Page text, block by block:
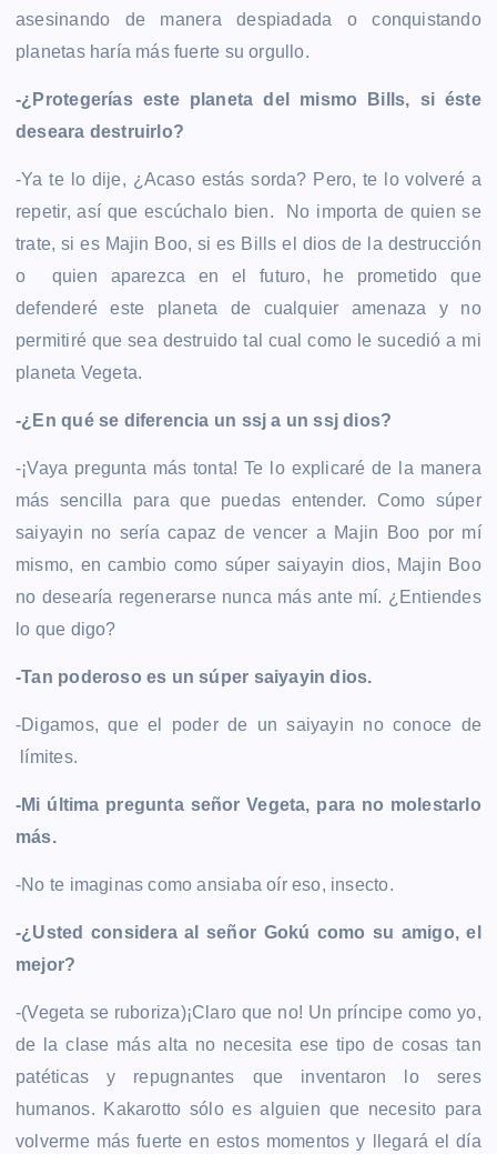
asesinando de manera despiadada o conquistando
planetas haría más fuerte su orgullo.
-¿Protegerías este planeta del mismo Bills, si éste
deseara destruirlo?
-Ya te lo dije, ¿Acaso estás sorda? Pero, te lo volveré a
repetir, así que escúchalo bien. No importa de quien se
trate, si es Majin Boo, si es Bills el dios de la destrucción
o quien aparezca en el futuro, he prometido que
defenderé este planeta de cualquier amenaza y no
permitiré que sea destruido tal cual como le sucedió a mi
planeta Vegeta.
-¿En qué se diferencia un ssj a un ssj dios?
-¡Vaya pregunta más tonta! Te lo explicaré de la manera
más sencilla para que puedas entender. Como súper
saiyayin no sería capaz de vencer a Majin Boo por mí
mismo, en cambio como súper saiyayin dios, Majin Boo
no desearía regenerarse nunca más ante mí. ¿Entiendes
lo que digo?
-Tan poderoso es un súper saiyayin dios.
-Digamos, que el poder de un saiyayin no conoce de
límites.
-Mi última pregunta señor Vegeta, para no molestarlo
más.
-No te imaginas como ansiaba oír eso, insecto.
-¿Usted considera al señor Gokú como su amigo, el
mejor?
-(Vegeta se ruboriza)¡Claro que no! Un príncipe como yo,
de la clase más alta no necesita ese tipo de cosas tan
patéticas y repugnantes que inventaron lo seres
humanos. Kakarotto sólo es alguien que necesito para
volverme más fuerte en estos momentos y llegará el día